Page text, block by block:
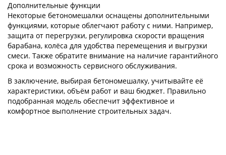
Дополнительные функции
Некоторые бетономешалки оснащены дополнительными
функциями, которые облегчают работу с ними. Например,
защита от перегрузки, регулировка скорости вращения
барабана, колёса для удобства перемещения и выгрузки
смеси. Также обратите внимание на наличие гарантийного
срока и возможность сервисного обслуживания.
В заключение, выбирая бетономешалку, учитывайте её
характеристики, объём работ и ваш бюджет. Правильно
подобранная модель обеспечит эффективное и
комфортное выполнение строительных задач.